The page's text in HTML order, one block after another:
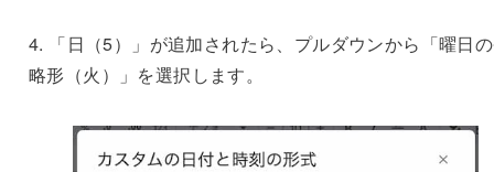
4. 「日（5）」が追加されたら、プルダウンから「曜日
略形（火）」を選択します。